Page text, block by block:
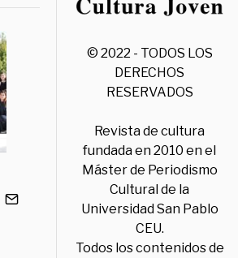
© 2022 - TODOS LOS
DERECHOS
RESERVADOS
Revista de cultura
fundada en 2010 en el
Máster de Periodismo
Cultural de la
Universidad San Pablo
CEU.
Todos los contenidos de